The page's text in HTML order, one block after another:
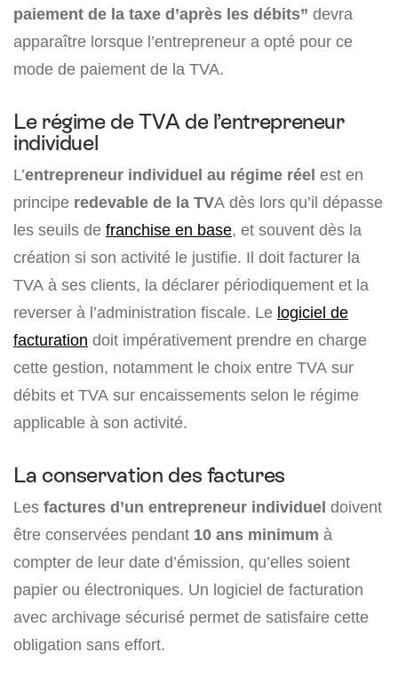
paiement de la taxe d’après les débits” devra
apparaître lorsque l’entrepreneur a opté pour ce
mode de paiement de la TVA.
Le régime de TVA de l’entrepreneur
individuel
L’entrepreneur individuel au régime réel est en
principe redevable de la TVA dès lors qu’il dépasse
les seuils de franchise en base, et souvent dès la
création si son activité le justifie. Il doit facturer la
TVA à ses clients, la déclarer périodiquement et la
reverser à l’administration fiscale. Le logiciel de
facturation doit impérativement prendre en charge
cette gestion, notamment le choix entre TVA sur
débits et TVA sur encaissements selon le régime
applicable à son activité.
La conservation des factures
Les factures d’un entrepreneur individuel doivent
être conservées pendant 10 ans minimum à
compter de leur date d’émission, qu’elles soient
papier ou électroniques. Un logiciel de facturation
avec archivage sécurisé permet de satisfaire cette
obligation sans effort.